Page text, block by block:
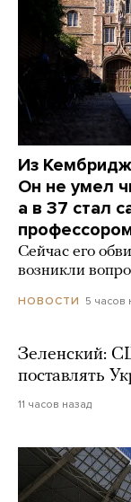
Из
Он не умел
а в 37 стал
Сейчас его
возникли
НОВОСТИ 5 часов
Зеленский:
поставлять
11 часов назад